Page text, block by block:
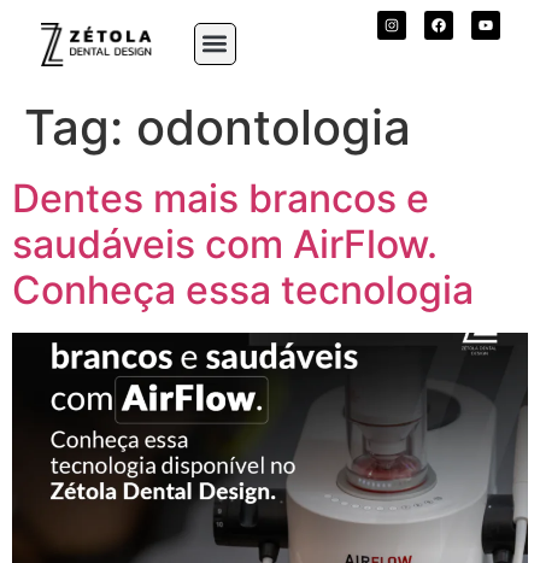
Tag: odontologia
Dentes mais brancos e
saudáveis com AirFlow.
Conheça essa tecnologia